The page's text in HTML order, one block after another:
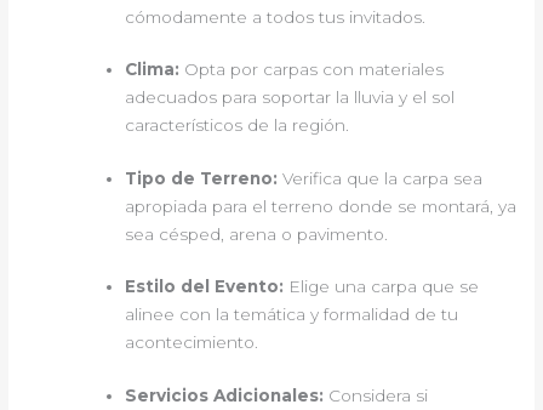
cómodamente a todos tus invitados.
Clima: Opta por carpas con materiales
adecuados para soportar la lluvia y el sol
característicos de la región.
Tipo de Terreno: Verifica que la carpa sea
apropiada para el terreno donde se montará, ya
sea césped, arena o pavimento.
Estilo del Evento: Elige una carpa que se
alinee con la temática y formalidad de tu
acontecimiento.
Servicios Adicionales: Considera si